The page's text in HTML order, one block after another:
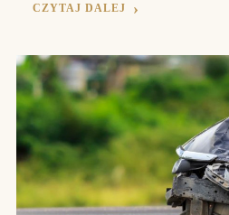
CZYTAJ DALEJ